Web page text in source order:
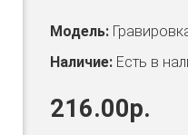
Модель:
Наличие: Есть в
216.00р.